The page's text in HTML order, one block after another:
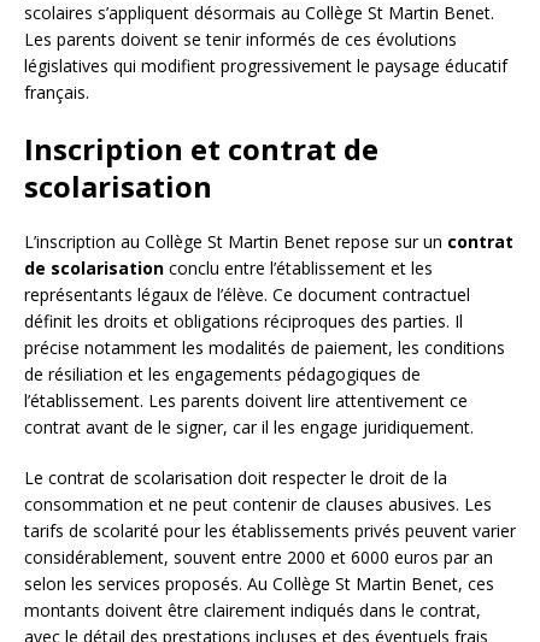
scolaires s’appliquent désormais au Collège St Martin Benet.
Les parents doivent se tenir informés de ces évolutions
législatives qui modifient progressivement le paysage éducatif
français.
Inscription et contrat de
scolarisation
L’inscription au Collège St Martin Benet repose sur un contrat
de scolarisation conclu entre l’établissement et les
représentants légaux de l’élève. Ce document contractuel
définit les droits et obligations réciproques des parties. Il
précise notamment les modalités de paiement, les conditions
de résiliation et les engagements pédagogiques de
l’établissement. Les parents doivent lire attentivement ce
contrat avant de le signer, car il les engage juridiquement.
Le contrat de scolarisation doit respecter le droit de la
consommation et ne peut contenir de clauses abusives. Les
tarifs de scolarité pour les établissements privés peuvent varier
considérablement, souvent entre 2000 et 6000 euros par an
selon les services proposés. Au Collège St Martin Benet, ces
montants doivent être clairement indiqués dans le contrat,
avec le détail des prestations incluses et des éventuels frais